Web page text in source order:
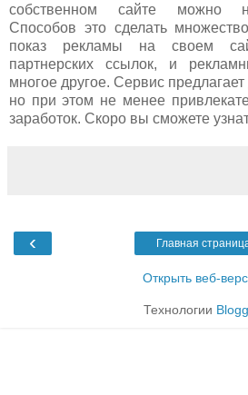
собственном сайте можно
Способов это сделать
показ рекламы на своем
партнерских ссылок, и
многое другое. Сервис
но при этом не менее
заработок. Скоро вы сможете
‹ Главная
Открыть веб-
Технологии